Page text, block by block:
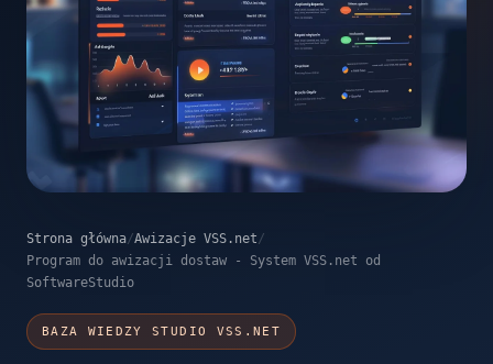
Strona główna/Awizacje VSS.net/
Program do awizacji dostaw - System VSS.net od
SoftwareStudio
BAZA WIEDZY STUDIO VSS.NET